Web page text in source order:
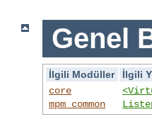
Genel
İlgili Modüller
İlgili
core
mpm_common